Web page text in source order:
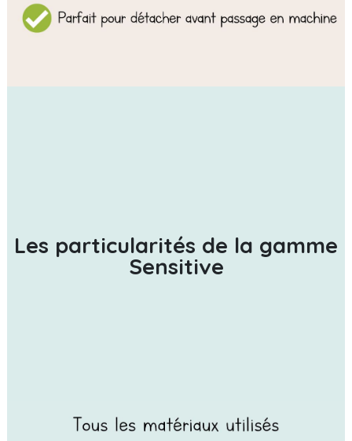
Les particularités de la gamme
Sensitive